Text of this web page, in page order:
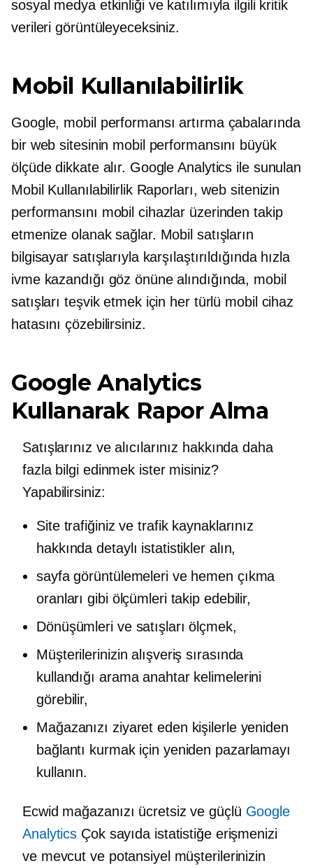
sosyal medya etkinliği ve katılımıyla ilgili kritik
verileri görüntüleyeceksiniz.
Mobil Kullanılabilirlik
Google, mobil performansı artırma çabalarında
bir web sitesinin mobil performansını büyük
ölçüde dikkate alır. Google Analytics ile sunulan
Mobil Kullanılabilirlik Raporları, web sitenizin
performansını mobil cihazlar üzerinden takip
etmenize olanak sağlar. Mobil satışların
bilgisayar satışlarıyla karşılaştırıldığında hızla
ivme kazandığı göz önüne alındığında, mobil
satışları teşvik etmek için her türlü mobil cihaz
hatasını çözebilirsiniz.
Google Analytics
Kullanarak Rapor Alma
Satışlarınız ve alıcılarınız hakkında daha
fazla bilgi edinmek ister misiniz?
Yapabilirsiniz:
Site trafiğiniz ve trafik kaynaklarınız
hakkında detaylı istatistikler alın,
sayfa görüntülemeleri ve hemen çıkma
oranları gibi ölçümleri takip edebilir,
Dönüşümleri ve satışları ölçmek,
Müşterilerinizin alışveriş sırasında
kullandığı arama anahtar kelimelerini
görebilir,
Mağazanızı ziyaret eden kişilerle yeniden
bağlantı kurmak için yeniden pazarlamayı
kullanın.
Ecwid mağazanızı ücretsiz ve güçlü Google
Analytics Çok sayıda istatistiğe erişmenizi
ve mevcut ve potansiyel müşterilerinizin